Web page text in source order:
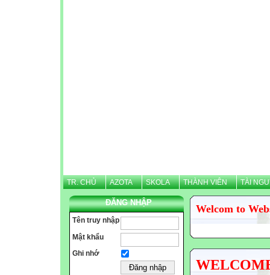
TR. CHỦ AZOTA SKOLA THÀNH VIÊN TÀI
ĐĂNG NHẬP
Tên truy nhập
Mật khẩu
Ghi nhớ
Welcom to